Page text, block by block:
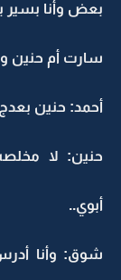
بعض وأنا بسير
سارت أم حنين
أحمد: حنين
حنين: لا
أبوي..
شوق: وأنا